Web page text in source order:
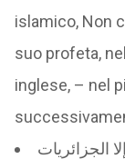
islamico, Non
suo profeta,
inglese, – nel
الجزائريات